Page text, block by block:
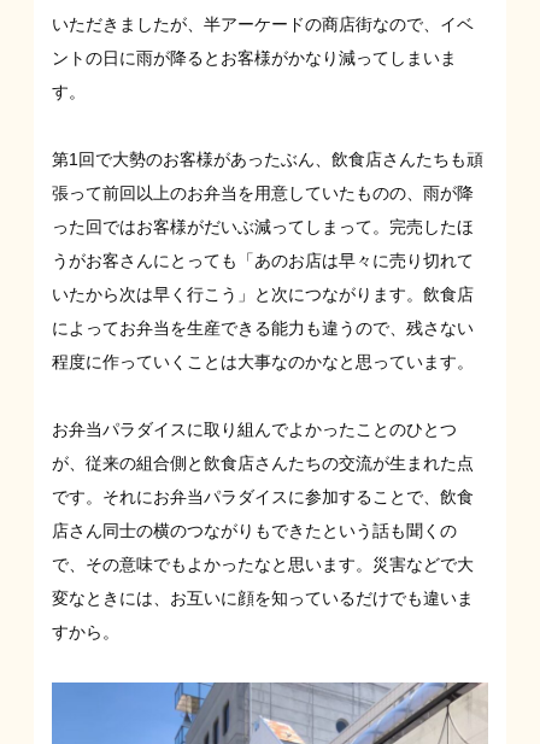
いただきましたが、半アーケードの商店街なので、イベ
ントの日に雨が降るとお客様がかなり減ってしまいま
す。
第1回で大勢のお客様があったぶん、飲食店さんたちも頑
張って前回以上のお弁当を用意していたものの、雨が降
った回ではお客様がだいぶ減ってしまって。完売したほ
うがお客さんにとっても「あのお店は早々に売り切れて
いたから次は早く行こう」と次につながります。飲食店
によってお弁当を生産できる能力も違うので、残さない
程度に作っていくことは大事なのかなと思っています。
お弁当パラダイスに取り組んでよかったことのひとつ
が、従来の組合側と飲食店さんたちの交流が生まれた点
です。それにお弁当パラダイスに参加することで、飲食
店さん同士の横のつながりもできたという話も聞くの
で、その意味でもよかったなと思います。災害などで大
変なときには、お互いに顔を知っているだけでも違いま
すから。